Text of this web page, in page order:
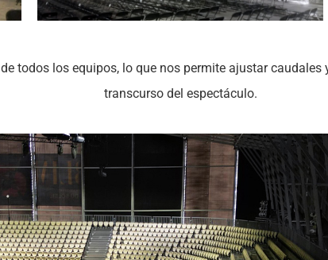
de todos los equipos, lo que nos permite ajustar caudales
transcurso del espectáculo.